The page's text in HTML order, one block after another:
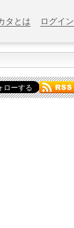
タとは ログイン